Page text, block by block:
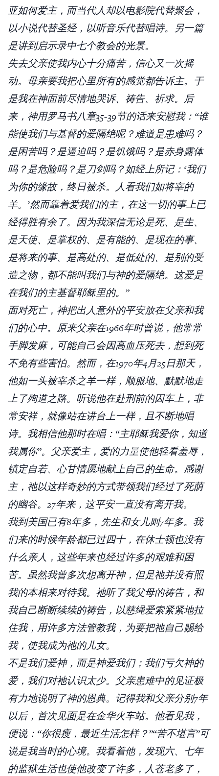
亚如何爱主，而当代人却以电影院代替聚会，
以小说代替圣经，以听音乐代替唱诗。另一篇
是讲到启示录中七个教会的光景。
失去父亲使我内心十分痛苦，信心又一次摇
动。母亲要我把心里所有的感觉都告诉主。于
是我在神面前尽情地哭诉、祷告、祈求。后
来，神用罗马书八章35-39节的话来安慰我：“谁
能使我们与基督的爱隔绝呢？难道是患难吗？
是困苦吗？是逼迫吗？是饥饿吗？是赤身露体
吗？是危险吗？是刀剑吗？如经上所记：‘我们
为你的缘故，终日被杀。人看我们如将宰的
羊。’然而靠着爱我们的主，在这一切的事上已
经得胜有余了。因为我深信无论是死、是生、
是天使、是掌权的、是有能的、是现在的事、
是将来的事、是高处的、是低处的、是别的受
造之物，都不能叫我们与神的爱隔绝。这爱是
在我们的主基督耶稣里的。”
面对死亡，神把出人意外的平安放在父亲和我
们的心中。原来父亲在1966年时曾说，他常常
手脚发麻，可能自己会因高血压死去，想到死
不免有些害怕。然而，在1970年4月25日那天，
他如一头被宰杀之羊一样，顺服地、默默地走
上了殉道之路。听说他在赴刑前的囚车上，非
常安祥，就像站在讲台上一样，且不断地唱
诗。我相信他那时在唱：“主耶稣我爱你，知道
我属你”。父亲爱主，爱的力量使他轻看羞辱，
镇定自若、心甘情愿地献上自己的生命。感谢
主，祂以这样奇妙的方式带领我们经过了死荫
的幽谷。27年来，这平安一直没有离开我。
我到美国已有8年多，先生和女儿则7年多。我
们来的时候年龄都已过四十，在休士顿也没有
什么亲人，这些年来也经过许多的艰难和困
苦。虽然我曾多次想离开神，但是祂并没有照
我的本相来对待我。祂听了我父母的祷告，和
我自己断断续续的祷告，以慈绳爱索紧紧地拉
住我，用许多方法管教我，为要把祂自己赐给
我，使我成为祂的儿女。
不是我们爱神，而是神爱我们；我们亏欠神的
爱，我们对祂认识太少。父亲患难中的见证极
有力地说明了神的恩典。记得我和父亲分别7年
以后，首次见面是在金华火车站。他看见我，
便说：“你很瘦，最近生活怎样？”“苦不堪言”可
说是我当时的心境。我看着他，发现六、七年
的监狱生活也使他改变了许多，人苍老多了，